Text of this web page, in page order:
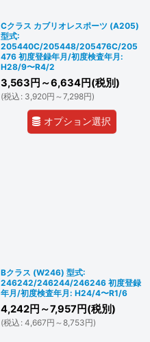
Cクラス カブリオレスポーツ (A205)
型式:
205440C/205448/205476C/205
476 初度登録年月/初度検査年月:
H28/9〜R4/2
3,563 円 ～6,634円(税別)
(税込 : 3,920円 ～7,298円)
オプション選択
Bクラス (W246) 型式:
246242/246244/246246 初度登録
年月/初度検査年月: H24/4〜R1/6
4,242円 ～7,957 円(税別)
(税込 : 4,667円 ～8,753円)